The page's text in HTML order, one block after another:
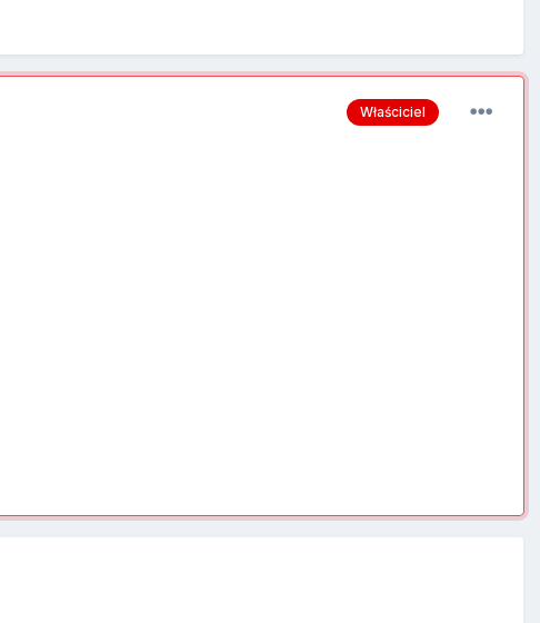
Właściciel